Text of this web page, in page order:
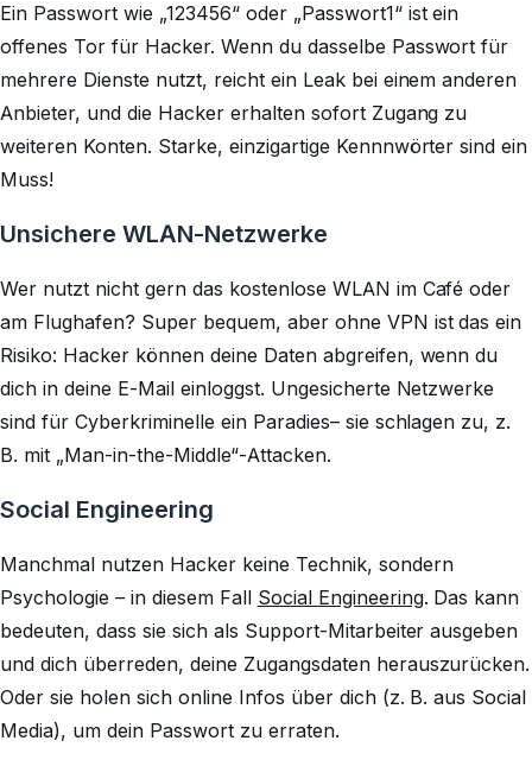
Ein Passwort wie „123456“ oder „Passwort1“ ist ein
offenes Tor für Hacker. Wenn du dasselbe Passwort für
mehrere Dienste nutzt, reicht ein Leak bei einem anderen
Anbieter, und die Hacker erhalten sofort Zugang zu
weiteren Konten. Starke, einzigartige Kennnwörter sind ein
Muss!
Unsichere WLAN-Netzwerke
Wer nutzt nicht gern das kostenlose WLAN im Café oder
am Flughafen? Super bequem, aber ohne VPN ist das ein
Risiko: Hacker können deine Daten abgreifen, wenn du
dich in deine E-Mail einloggst. Ungesicherte Netzwerke
sind für Cyberkriminelle ein Paradies– sie schlagen zu, z.
B. mit „Man-in-the-Middle“-Attacken.
Social Engineering
Manchmal nutzen Hacker keine Technik, sondern
Psychologie – in diesem Fall Social Engineering. Das kann
bedeuten, dass sie sich als Support-Mitarbeiter ausgeben
und dich überreden, deine Zugangsdaten herauszurücken.
Oder sie holen sich online Infos über dich (z. B. aus Social
Media), um dein Passwort zu erraten.